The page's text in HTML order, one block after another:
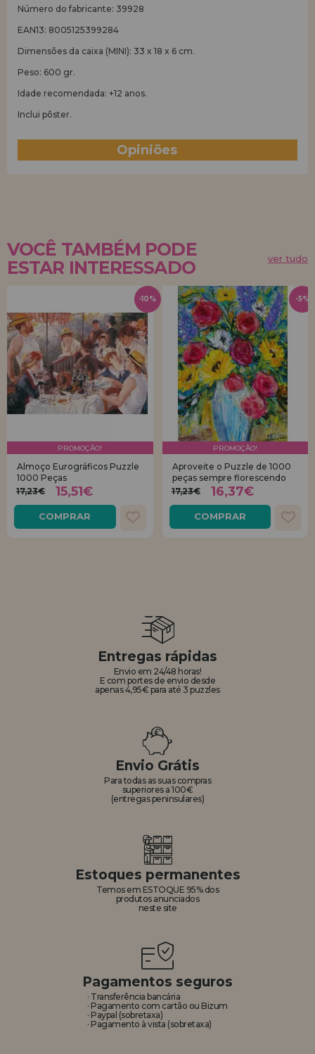
Número do fabricante: 39928
EAN13: 8005125399284
Dimensões da caixa (MINI): 33 x 18 x 6 cm.
Peso: 600 gr.
Idade recomendada: +12 anos.
Inclui pôster.
Opiniões
VOCÊ TAMBÉM PODE
ESTAR INTERESSADO
ver tudo
PROMOÇÃO!
Almoço Eurográficos Puzzle
1000 Peças
17,23€
15,51€
COMPRAR
-10%
PROMOÇÃO!
Aproveite o Puzzle de 1000
peças sempre florescendo
17,23€
16,37€
COMPRAR
-5%
Entregas rápidas
Envio em 24/48 horas!
E com portes de envio desde
apenas 4,95€ para até 3 puzzles
Envio Grátis
Para todas as suas compras
superiores a 100€
(entregas peninsulares)
Estoques permanentes
Temos em ESTOQUE 95% dos
produtos anunciados
neste site
Pagamentos seguros
· Transferência bancária
· Pagamento com cartão ou Bizum
· Paypal (sobretaxa)
· Pagamento à vista (sobretaxa)